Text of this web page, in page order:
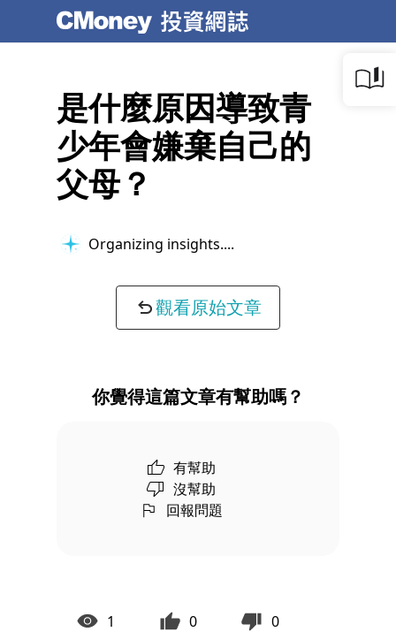
是什麼原因導致青
少年會嫌棄自己的
父母？
Organizing insights...
觀看原始文章
你覺得這篇文章有幫助嗎？
有幫助
沒幫助
回報問題
1 0 0